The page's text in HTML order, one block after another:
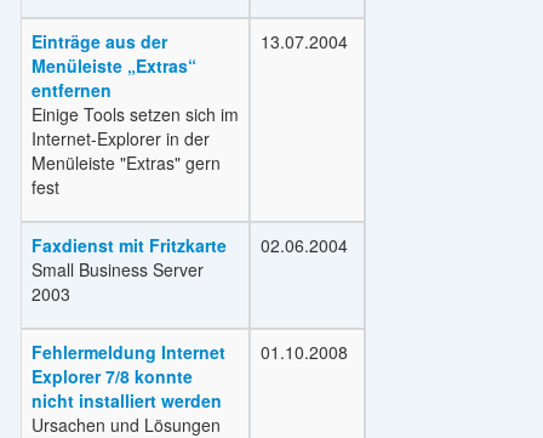
Einträge aus der
Menüleiste „Extras“
entfernen
Einige Tools setzen sich im
Internet-Explorer in der
Menüleiste "Extras" gern
fest
13.07.2004
Faxdienst mit Fritzkarte
Small Business Server
2003
02.06.2004
Fehlermeldung Internet
Explorer 7/8 konnte
nicht installiert werden
Ursachen und Lösungen
01.10.2008